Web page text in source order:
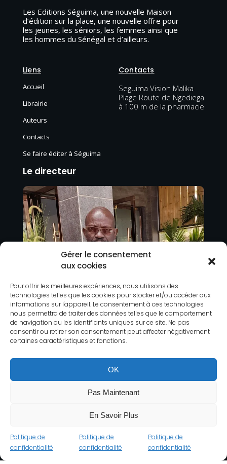
Gérer le consentement
aux cookies
Pour offrir les meilleures expériences, nous utilisons des
technologies telles que les cookies pour stocker et/ou accéder aux
informations sur l'appareil. Le consentement à ces technologies
nous permettra de traiter des données telles que le comportement
de navigation ou les identifiants uniques sur ce site. Ne pas
consentir ou retirer son consentement peut affecter négativement
certaines caractéristiques et fonctions.
OK
Pas Maintenant
En Savoir Plus
Politique de
confidentialité
Politique de
confidentialité
Politique de
confidentialité
Les Editions Séguima, une nouvelle Maison
d’édition sur la place, une nouvelle offre pour
les jeunes, les séniors, les femmes ainsi que
les hommes du Sénégal et d’ailleurs.
Liens
Accueil
Librairie
Auteurs
Contacts
Se faire éditer à Séguima
Contacts
Seguima Vision Malika
Plage Route de Ngediega
à 100 m de la pharmacie
Le directeur